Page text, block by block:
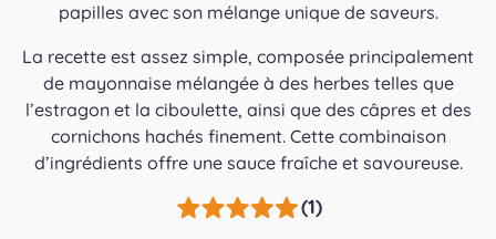
papilles avec son mélange unique de saveurs.
La recette est assez simple, composée principalement
de mayonnaise mélangée à des herbes telles que
l’estragon et la ciboulette, ainsi que des câpres et des
cornichons hachés finement. Cette combinaison
d’ingrédients offre une sauce fraîche et savoureuse.
(1)